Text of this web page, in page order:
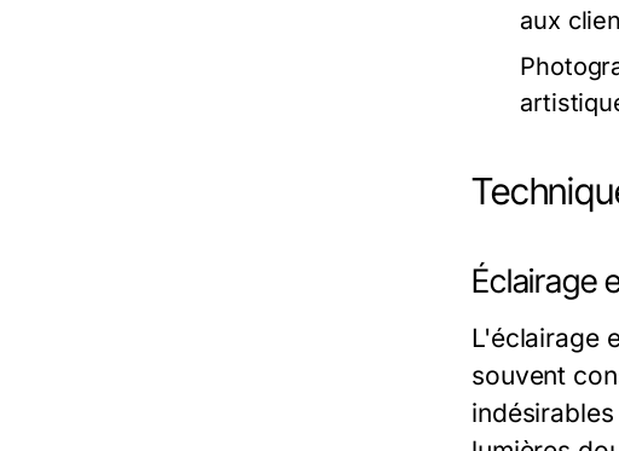
aux
Éclairage
L'éclairage
souvent